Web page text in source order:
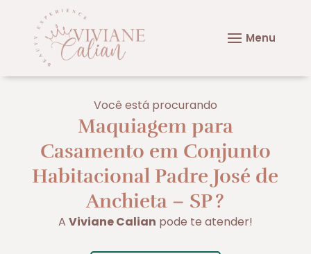
Você está procurando
Maquiagem para
Casamento em Conjunto
Habitacional Padre José de
Anchieta – SP?
A Viviane Calian pode te atender!